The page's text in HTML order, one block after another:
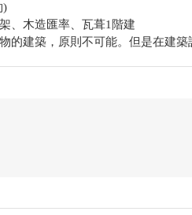
)
、木造匯率、瓦葺1階建
的建築，原則不可能。但是在建築